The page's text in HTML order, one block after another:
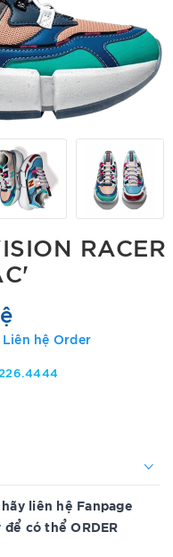
RACER
hệ Order
liên hệ Fanpage
để có thể ORDER